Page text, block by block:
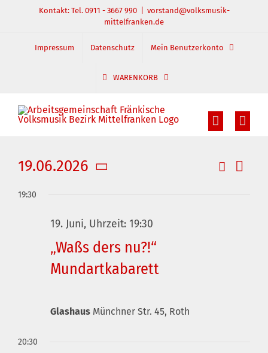
springen
Kontakt: Tel. 0911 - 3667 990
vorstand@volksmusik-
mittelfranken.de
Impressum Datenschutz Mein Benutzerkonto
WARENKORB
Suche
Tag
19.06.2026
wählen.
19:30
„Waßs ders nu?!“
Mundartkabarett
19. Juni, Uhrzeit: 19:30
Glashaus Münchner Str. 45, Roth
20:30